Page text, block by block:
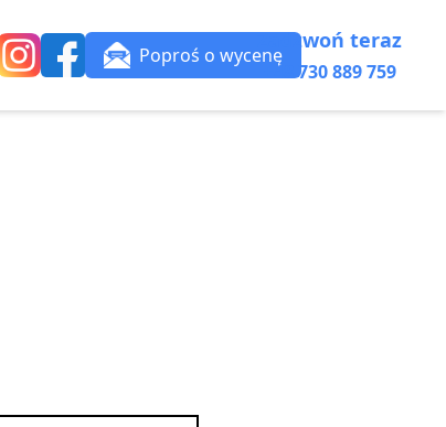
Poproś o wycenę
Zadzwoń teraz
+48 730 889 759